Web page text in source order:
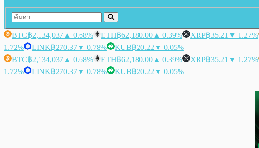
BTC฿2,134,037 ▲ 0.68% ETH฿62,180.00 ▲ 0.39% XRP฿35.21 ▼ 1.27%
1.72%
LINK฿270.37▼ 0.78% KUB฿20.22 ▼ 0.05%
BTC฿2,134,037 ▲ 0.68% ETH฿62,180.00 ▲ 0.39% XRP฿35.21 ▼ 1.27%
1.72%
LINK฿270.37▼ 0.78% KUB฿20.22 ▼ 0.05%